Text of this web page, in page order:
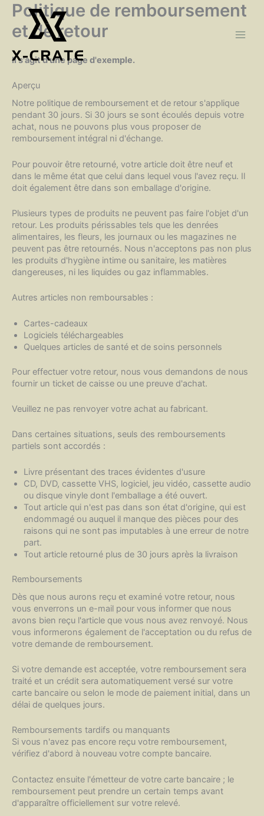
Aller
contenu
Politique de remboursement
et de retour
Il s'agit d'une page d'exemple.
Aperçu
Notre politique de remboursement et de retour s'applique
pendant 30 jours. Si 30 jours se sont écoulés depuis votre
achat, nous ne pouvons plus vous proposer de
remboursement intégral ni d'échange.
Pour pouvoir être retourné, votre article doit être neuf et
dans le même état que celui dans lequel vous l'avez reçu. Il
doit également être dans son emballage d'origine.
Plusieurs types de produits ne peuvent pas faire l'objet d'un
retour. Les produits périssables tels que les denrées
alimentaires, les fleurs, les journaux ou les magazines ne
peuvent pas être retournés. Nous n'acceptons pas non plus
les produits d'hygiène intime ou sanitaire, les matières
dangereuses, ni les liquides ou gaz inflammables.
Autres articles non remboursables :
Cartes-cadeaux
Logiciels téléchargeables
Quelques articles de santé et de soins personnels
Pour effectuer votre retour, nous vous demandons de nous
fournir un ticket de caisse ou une preuve d'achat.
Veuillez ne pas renvoyer votre achat au fabricant.
Dans certaines situations, seuls des remboursements
partiels sont accordés :
Livre présentant des traces évidentes d'usure
CD, DVD, cassette VHS, logiciel, jeu vidéo, cassette audio
ou disque vinyle dont l'emballage a été ouvert.
Tout article qui n'est pas dans son état d'origine, qui est
endommagé ou auquel il manque des pièces pour des
raisons qui ne sont pas imputables à une erreur de notre
part.
Tout article retourné plus de 30 jours après la livraison
Remboursements
Dès que nous aurons reçu et examiné votre retour, nous
vous enverrons un e-mail pour vous informer que nous
avons bien reçu l'article que vous nous avez renvoyé. Nous
vous informerons également de l'acceptation ou du refus de
votre demande de remboursement.
Si votre demande est acceptée, votre remboursement sera
traité et un crédit sera automatiquement versé sur votre
carte bancaire ou selon le mode de paiement initial, dans un
délai de quelques jours.
Remboursements tardifs ou manquants
Si vous n'avez pas encore reçu votre remboursement,
vérifiez d'abord à nouveau votre compte bancaire.
Contactez ensuite l'émetteur de votre carte bancaire ; le
remboursement peut prendre un certain temps avant
d'apparaître officiellement sur votre relevé.